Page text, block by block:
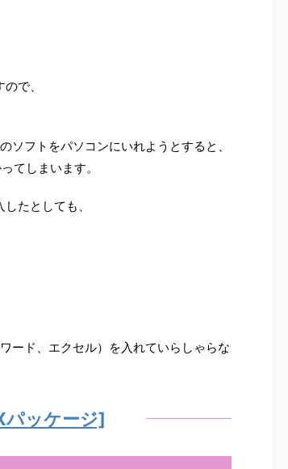
で、
フトをパソコンにいれようとすると、
てしまいます。
たとしても、
ード、エクセル）を入れていらしゃらな
ッケージ]